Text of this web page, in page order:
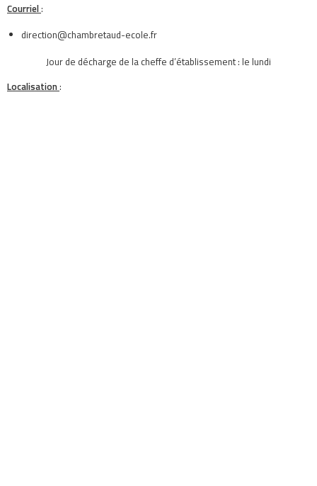
Courriel :
direction@chambretaud-ecole.fr
Jour de décharge de la cheffe d’établissement : le lundi
Localisation :